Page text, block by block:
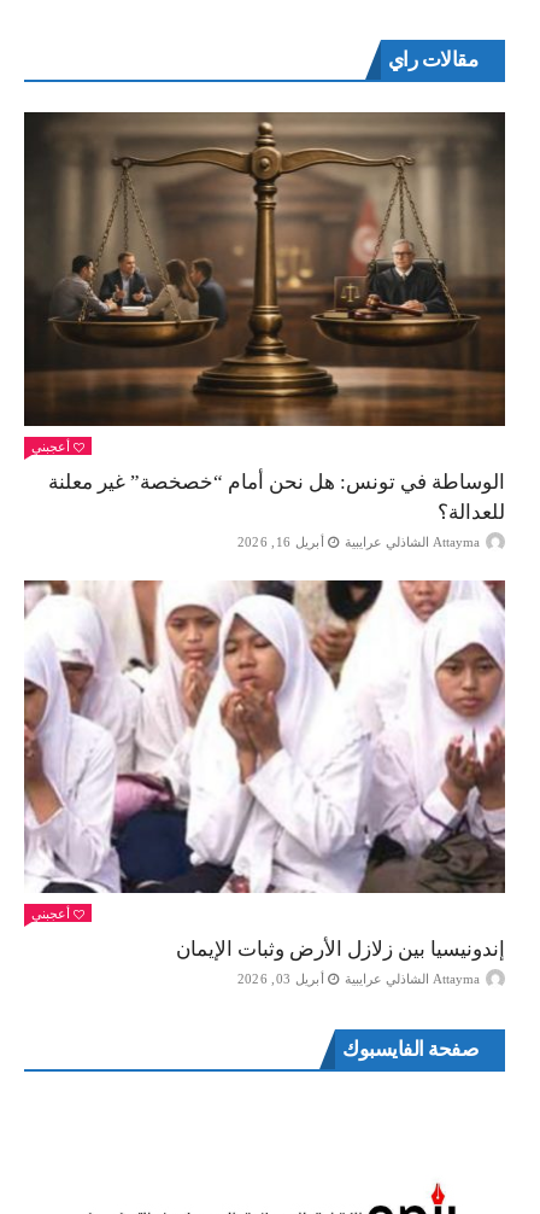
مقالات راي
أعجبني
الوساطة في تونس: هل نحن أمام “خصخصة” غير معلنة
للعدالة؟
Attayma الشاذلي عرايبية أبريل 16, 2026
أعجبني
إندونيسيا بين زلازل الأرض وثبات الإيمان
Attayma الشاذلي عرايبية أبريل 03, 2026
صفحة الفايسبوك